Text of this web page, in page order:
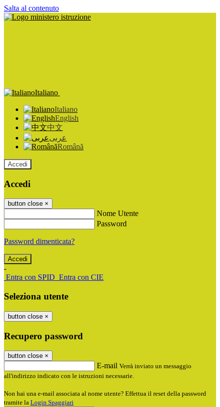
Salta al contenuto
Italiano
Italiano
English
中文
عربى
Română
Accedi
Accedi
button close ×
Nome Utente
Password
Password dimenticata?
-
Entra con SPID Entra con CIE
Seleziona utente
button close ×
Recupero password
button close ×
E-mail Verrà inviato un messaggio
all'indirizzo indicato con le istruzioni necessarie.
Non hai una e-mail associata al nome utente? Effettua il reset della password
tramite la Login Spaggiari